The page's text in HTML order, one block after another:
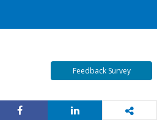
Feedback Survey